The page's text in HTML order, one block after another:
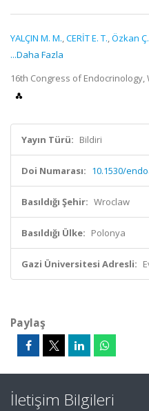
YALÇIN M. M.,CERİT E. T.,Özkan Ç.
...Daha Fazla
16th Congress of Endocrinology,
Yayın Türü: Bildiri
Doi Numarası: 10.1530/
Basıldığı Şehir: Wroclaw
Basıldığı Ülke: Polonya
Gazi Üniversitesi Adresli:
Paylaş
İletişim Bilgileri